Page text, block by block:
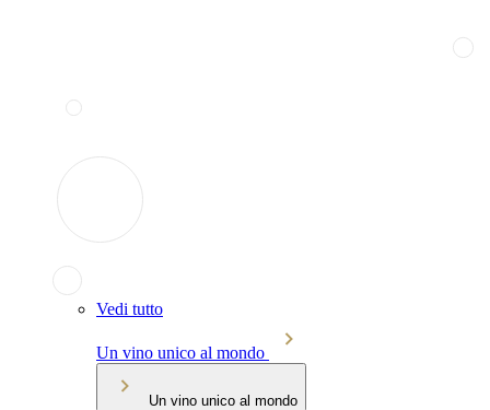
Vedi tutto
Un vino unico al mondo
Un vino unico al mondo